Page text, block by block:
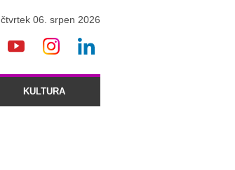
čtvrtek 06. srpen 2026
KULTURA